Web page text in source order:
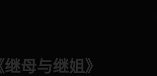
继母与继姐》